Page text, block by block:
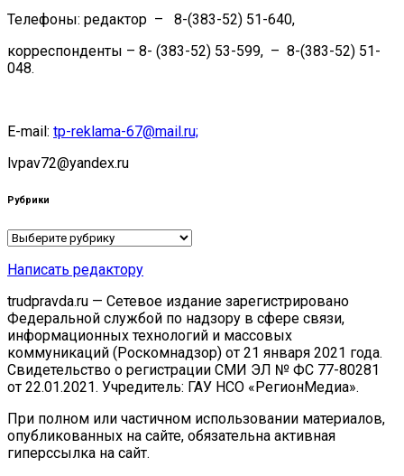
Телефоны: редактор – 8-(383-52) 51-640,
корреспонденты – 8- (383-52) 53-599, – 8-(383-52) 51-
048.
E-mail: tp-reklama-67@mail.ru;
lvpav72@yandex.ru
Рубрики
Рубрики
Написать редактору
trudpravda.ru — Сетевое издание зарегистрировано
Федеральной службой по надзору в сфере связи,
информационных технологий и массовых
коммуникаций (Роскомнадзор) от 21 января 2021 года.
Свидетельство о регистрации СМИ ЭЛ № ФС 77-80281
от 22.01.2021. Учредитель: ГАУ НСО «РегионМедиа».
При полном или частичном использовании материалов,
опубликованных на сайте, обязательна активная
гиперссылка на сайт.